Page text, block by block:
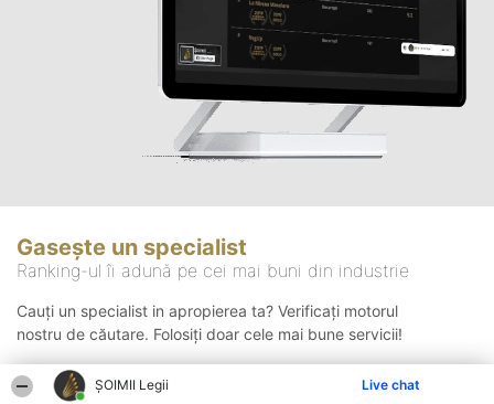
ȘOIMII Legii Live chat
Gasește un specialist
Ranking-ul îi adună pe cei mai buni din industrie
Cauți un specialist in apropierea ta? Verificați motorul
nostru de căutare. Folosiți doar cele mai bune servicii!